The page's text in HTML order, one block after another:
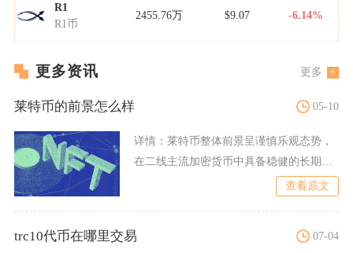
R1
R1币
2455.76万 $9.07 -6.14%
更多资讯 更多
莱特币的前景怎么样 05-10
详情： 莱特币整体前景呈谨慎乐观态势，
在二线主流加密货币中具备稳健的长期生
查看原文
trc10代币在哪里交易 07-04